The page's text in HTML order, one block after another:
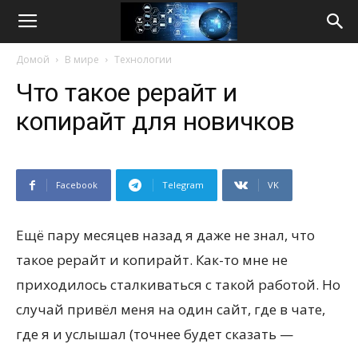
Life
Домой В мире Технологии
Что такое рерайт и
копирайт для новичков
Facebook Telegram VK
Ещё пару месяцев назад я даже не знал, что
такое рерайт и копирайт. Как-то мне не
приходилось сталкиваться с такой работой. Но
случай привёл меня на один сайт, где в чате,
где я и услышал (точнее будет сказать —